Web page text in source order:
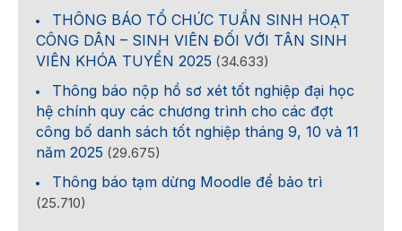
THÔNG BÁO TỔ CHỨC TUẦN SINH HOẠT
CÔNG DÂN – SINH VIÊN ĐỐI VỚI TÂN SINH
VIÊN KHÓA TUYỂN 2025 (34.633)
Thông báo nộp hồ sơ xét tốt nghiệp đại học
hệ chính quy các chương trình cho các đợt
công bố danh sách tốt nghiệp tháng 9, 10 và 11
năm 2025 (29.675)
Thông báo tạm dừng Moodle để bảo trì
(25.710)